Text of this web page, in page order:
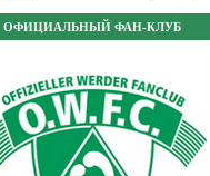
ОФИЦИАЛЬНЫЙ ФАН-КЛУБ